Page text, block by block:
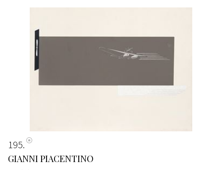
195
GIANNI PIACENTINO